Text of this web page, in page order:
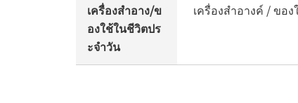
เครื่องสำอาง/ข
องใช้ในชีวิตปร
ะจำวัน
เครื่องสำอางค์ / ขอ